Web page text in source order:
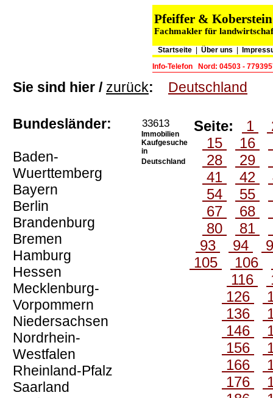
Pfeiffer &
Fachmakler für
Startseite| Über uns
Info-Telefon
Nord: 04503 -
Sie sind hier / zurück: Deutschland
Bundesländer:
Baden-
Wuerttemberg
Bayern
Berlin
Brandenburg
Bremen
Hamburg
Hessen
Mecklenburg-
Vorpommern
Niedersachsen
Nordrhein-
Westfalen
Rheinland-Pfalz
Saarland
33613
Immobilien
Kaufgesuche
in
Deutschland
Seite: 1
15
16
28
29
41
42
54
55
67
68
80
81
93
94
105
106
116
126
136
146
156
166
176